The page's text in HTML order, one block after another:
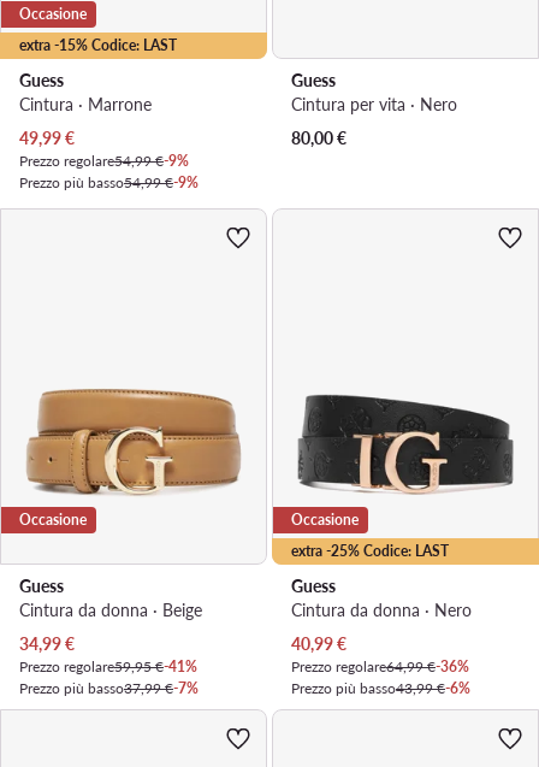
extra -15% Codice: LAST
Occasione
Guess
Cintura · Marrone
Prezzo attuale
49,99€
Prezzo regolare54,99 €-9%
Prezzo più basso54,99 €-9%
Guess
Cintura per vita · Nero
80,00€
Occasione
Guess
Cintura da donna · Beige
Prezzo attuale
34,99€
Prezzo regolare59,95 €-41%
Prezzo più basso37,99 €-7%
extra -25% Codice: LAST
Occasione
Guess
Cintura da donna · Nero
Prezzo attuale
40,99€
Prezzo regolare64,99 €-36%
Prezzo più basso43,99 €-6%